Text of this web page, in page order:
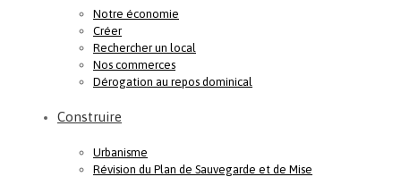
Notre économie
Créer
Rechercher un local
Nos commerces
Dérogation au repos dominical
Construire
Urbanisme
Révision du Plan de Sauvegarde et de Mise